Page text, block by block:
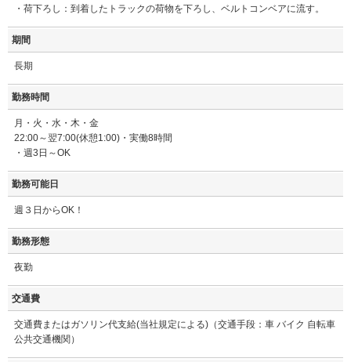
・荷下ろし：到着したトラックの荷物を下ろし、ベルトコンベアに流す。
期間
長期
勤務時間
月・火・水・木・金
22:00～翌7:00(休憩1:00)・実働8時間
・週3日～OK
勤務可能日
週３日からOK！
勤務形態
夜勤
交通費
交通費またはガソリン代支給(当社規定による)（交通手段：車 バイク 自転車
公共交通機関）